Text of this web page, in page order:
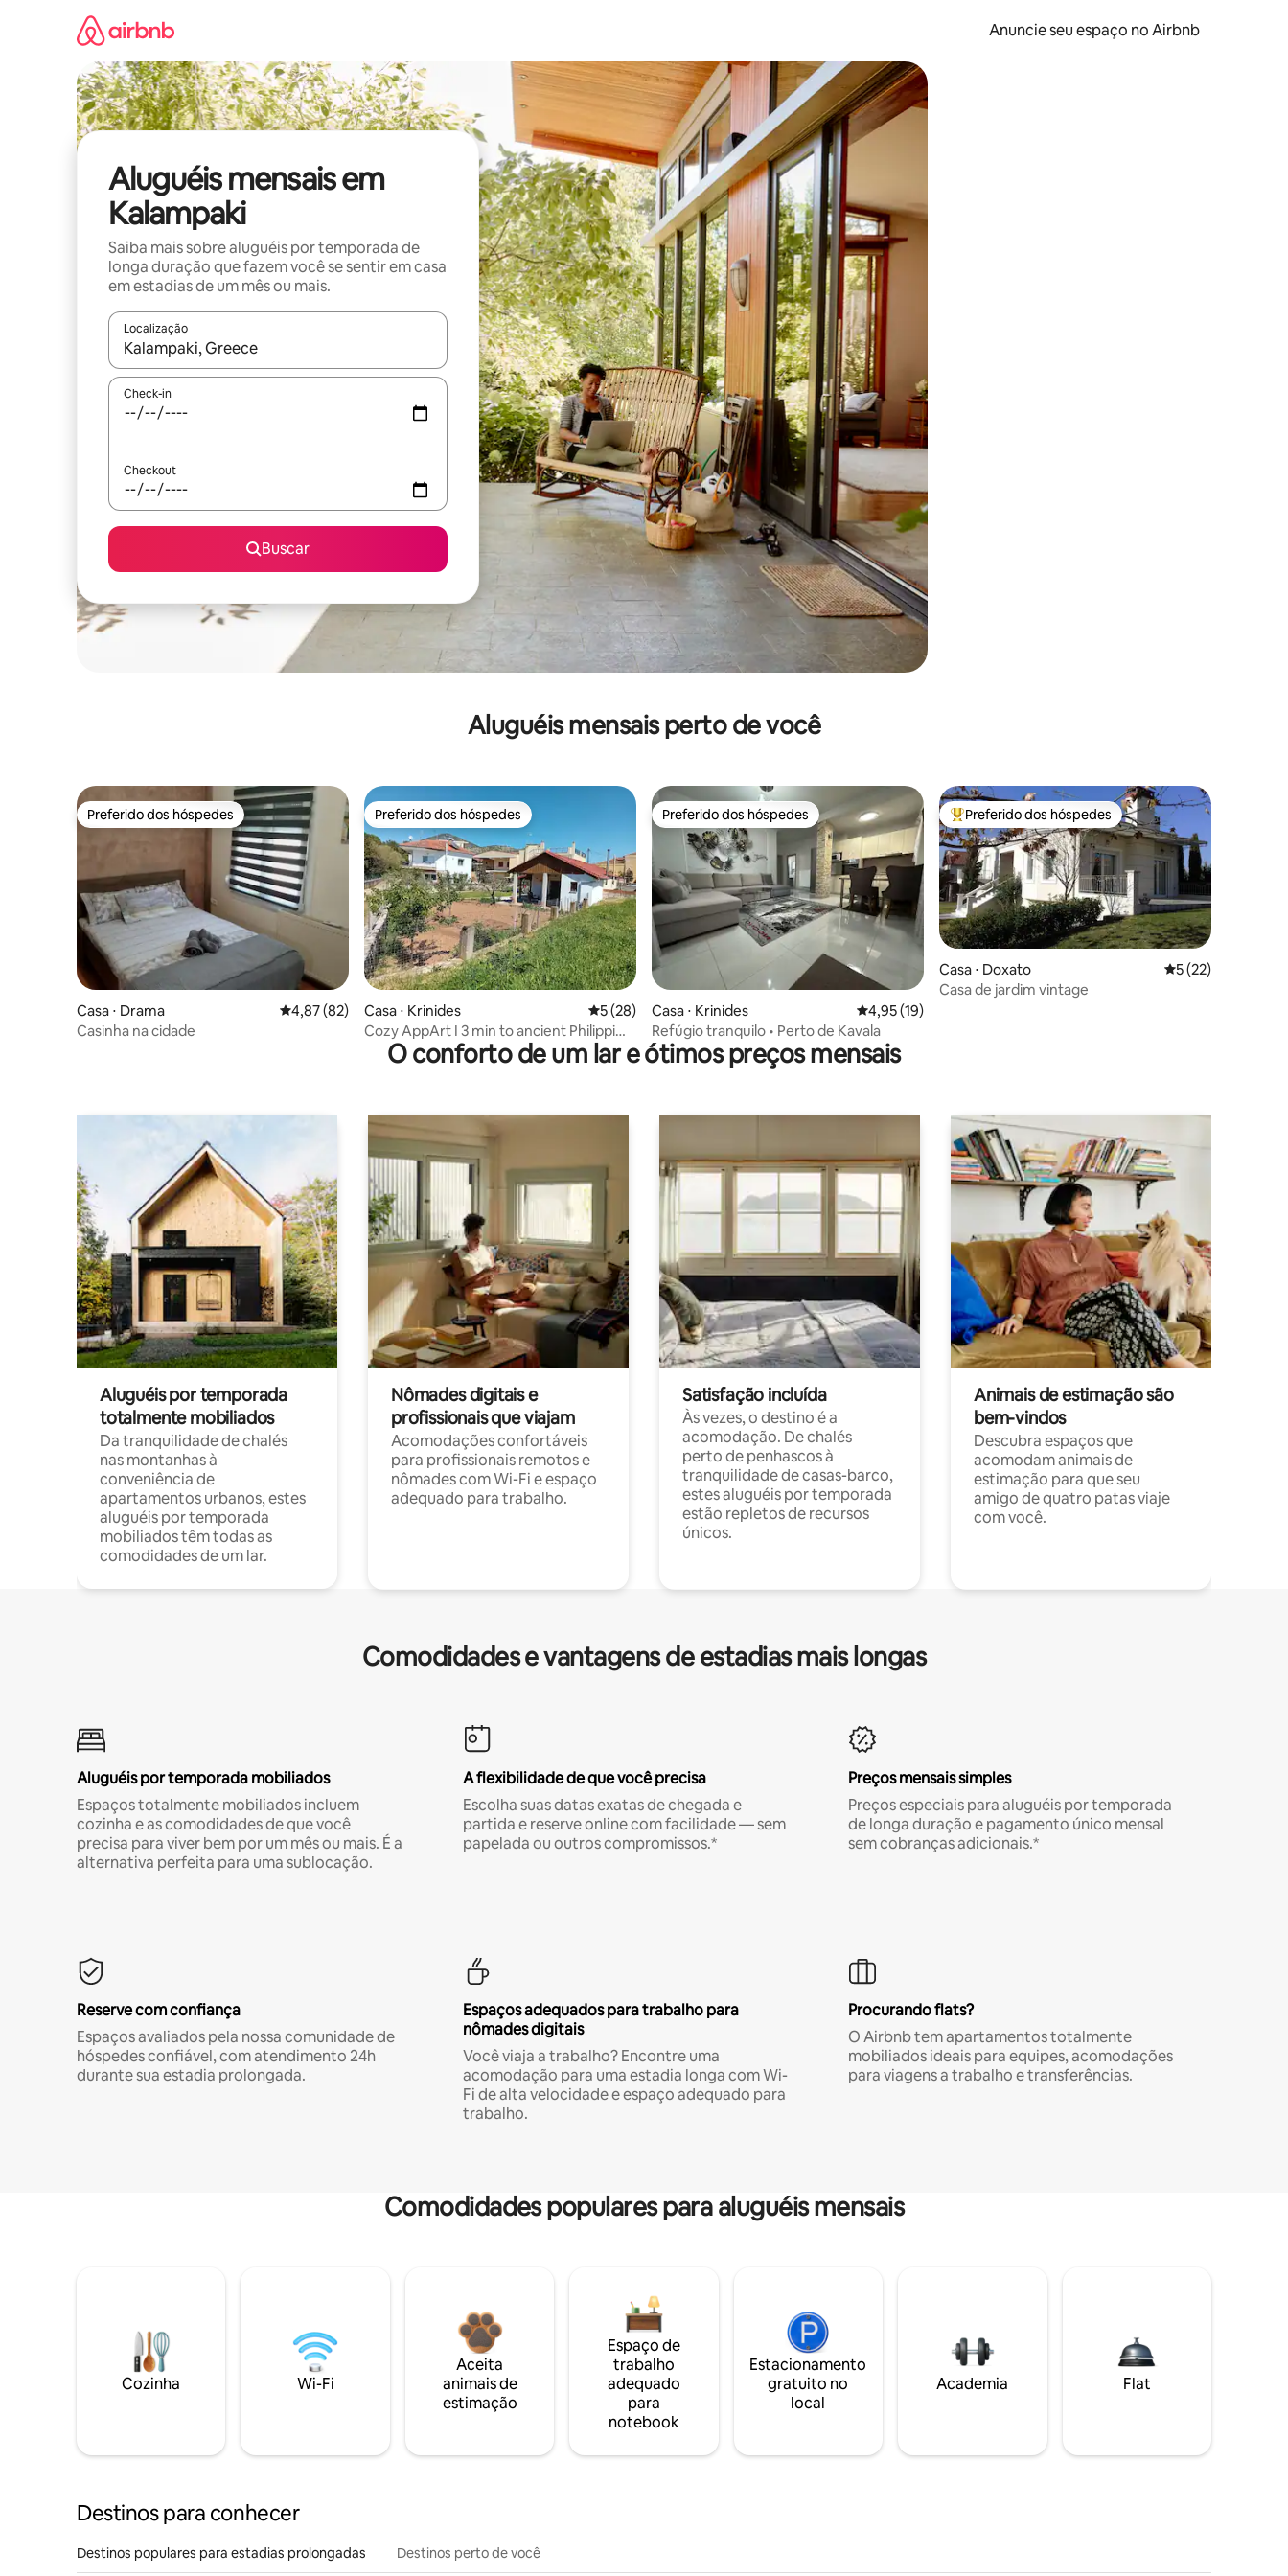
Anuncie seu espaço no Airbnb
Aluguéis mensais em
Kalampaki
Saiba mais sobre aluguéis por temporada de
longa duração que fazem você se sentir em casa
em estadias de um mês ou mais.
Localização
Quando os resultados estiverem disponíveis, explore-os usando as seta para cima e para baixo do teclado ou tocando e deslizando o dedo na tela.
Check-in
Checkout
Buscar
Aluguéis mensais perto de você
Preferido dos hóspedes
Preferido dos hóspedes
Casa ⋅ Drama 4,87 de uma avaliação média de 5, 82 avaliações
4,87 (82)
Casinha na cidade
Preferido dos hóspedes
Preferido dos hóspedes
Casa ⋅ Krinides 5 de uma avaliação média de 5, 28 avaliações
5 (28)
Cozy AppArt I 3 min to ancient Philippi
&mudbaths
Preferido dos hóspedes
Preferido dos hóspedes
Casa ⋅ Krinides 4,95 de uma avaliação média de 5, 19 avaliações
4,95 (19)
Refúgio tranquilo • Perto de Kavala
Entre os melhores preferidos dos hóspedes
Preferido dos hóspedes
Casa ⋅ Doxato 5 de uma
5 (22)
Casa de jardim vintage
O conforto de um lar e ótimos preços mensais
Aluguéis por temporada
totalmente mobiliados
Da tranquilidade de chalés
nas montanhas à
conveniência de
apartamentos urbanos, estes
aluguéis por temporada
mobiliados têm todas as
comodidades de um lar.
Nômades digitais e
profissionais que viajam
Acomodações confortáveis
para profissionais remotos e
nômades com Wi-Fi e espaço
adequado para trabalho.
Satisfação incluída
Às vezes, o destino é a
acomodação. De chalés
perto de penhascos à
tranquilidade de casas-barco,
estes aluguéis por temporada
estão repletos de recursos
únicos.
Animais de estimação são
bem-vindos
Descubra espaços que
acomodam animais de
estimação para que seu
amigo de quatro patas viaje
com você.
Comodidades e vantagens de estadias mais longas
Aluguéis por temporada mobiliados
Espaços totalmente mobiliados incluem
cozinha e as comodidades de que você
precisa para viver bem por um mês ou mais. É a
alternativa perfeita para uma sublocação.
A flexibilidade de que você precisa
Escolha suas datas exatas de chegada e
partida e reserve online com facilidade — sem
papelada ou outros compromissos.*
Preços mensais simples
Preços especiais para aluguéis por temporada
de longa duração e pagamento único mensal
sem cobranças adicionais.*
Reserve com confiança
Espaços avaliados pela nossa comunidade de
hóspedes confiável, com atendimento 24h
durante sua estadia prolongada.
Espaços adequados para trabalho para
nômades digitais
Você viaja a trabalho? Encontre uma
acomodação para uma estadia longa com Wi-
Fi de alta velocidade e espaço adequado para
trabalho.
Procurando flats?
O Airbnb tem apartamentos totalmente
mobiliados ideais para equipes, acomodações
para viagens a trabalho e transferências.
Comodidades populares para aluguéis mensais
Cozinha Wi-Fi
Aceita
animais de
estimação
Espaço de
trabalho
adequado
para
notebook
Estacionamento
gratuito no
local
Academia Flat
Destinos para conhecer
Destinos populares para estadias prolongadas Destinos perto de você